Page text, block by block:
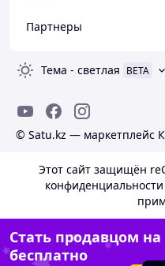
Партнеры
Тема - светлая BETA
© Satu.kz — маркетплейс
Этот сайт защищён
конфиденциальности
Стать продавцом на
бесплатно